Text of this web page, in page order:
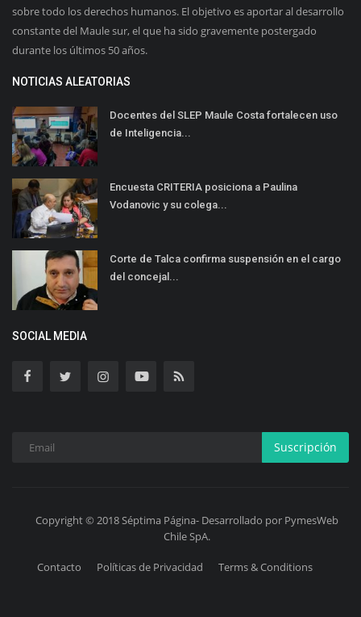
sobre todo los derechos humanos. El objetivo es aportar al desarrollo
constante del Maule sur, el que ha sido gravemente postergado
durante los últimos 50 años.
NOTICIAS ALEATORIAS
Docentes del SLEP Maule Costa fortalecen uso
de Inteligencia...
Encuesta CRITERIA posiciona a Paulina
Vodanovic y su colega...
Corte de Talca confirma suspensión en el cargo
del concejal...
SOCIAL MEDIA
Suscripción
Copyright © 2018 Séptima Página- Desarrollado por PymesWeb
Chile SpA.
Contacto Políticas de Privacidad Terms & Conditions